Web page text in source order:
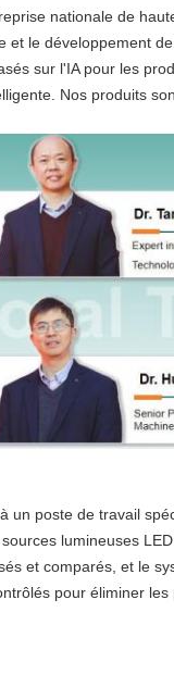
nationale de
le développement
sur l'IA pour les
Nos produits
un poste de travail
lumineuses
et comparés, et le
pour éliminer